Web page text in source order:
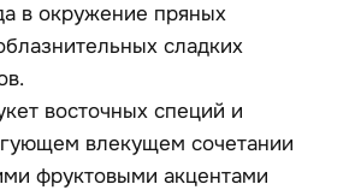
в окружение пряных
сладких
восточных специй и
влекущем сочетании
фруктовыми акцентами